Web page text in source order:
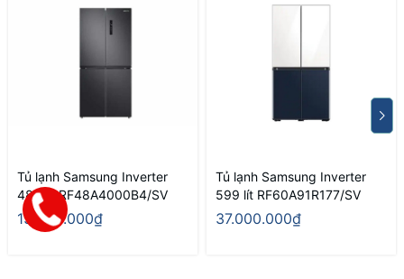
Tủ lạnh Samsung Inverter
488 lít RF48A4000B4/SV
13.200.000₫
Tủ lạnh Samsung Inverter
599 lít RF60A91R177/SV
37.000.000₫